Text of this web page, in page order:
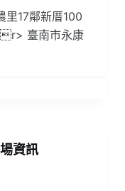
里17鄰新厝100
臺南市永康
資訊